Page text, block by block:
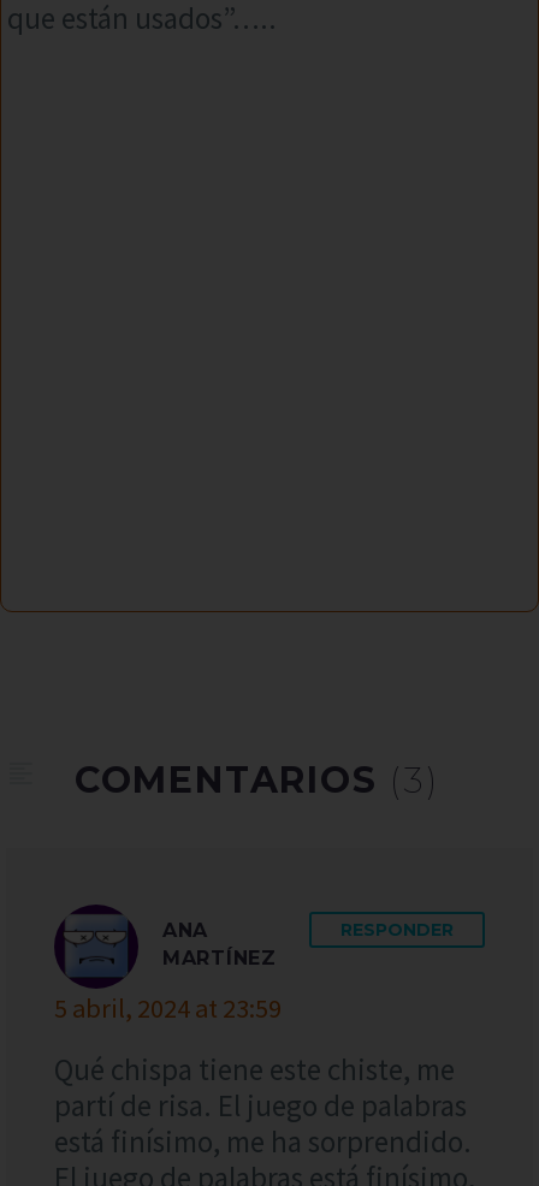
que están usados”…..
COMENTARIOS (3)
ANA
MARTÍNEZ
5 abril, 2024 at 23:59
RESPONDER
Qué chispa tiene este chiste, me
partí de risa. El juego de palabras
está finísimo, me ha sorprendido.
El juego de palabras está finísimo,